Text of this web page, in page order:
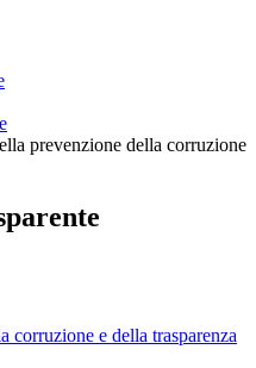
prevenzione della corruzione
corruzione e della trasparenza